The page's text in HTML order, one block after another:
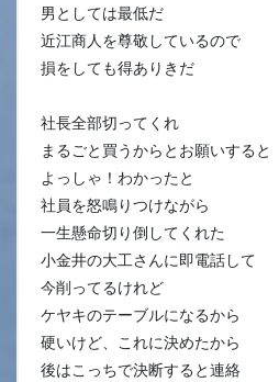
男としては最低だ
近江商人を尊敬しているので
損をしても得ありきだ
社長全部切ってくれ
まるごと買うからとお願いすると
よっしゃ！わかったと
社員を怒鳴りつけながら
一生懸命切り倒してくれた
小金井の大工さんに即電話して
今削ってるけれど
ケヤキのテーブルになるから
硬いけど、これに決めたから
後はこっちで決断すると連絡